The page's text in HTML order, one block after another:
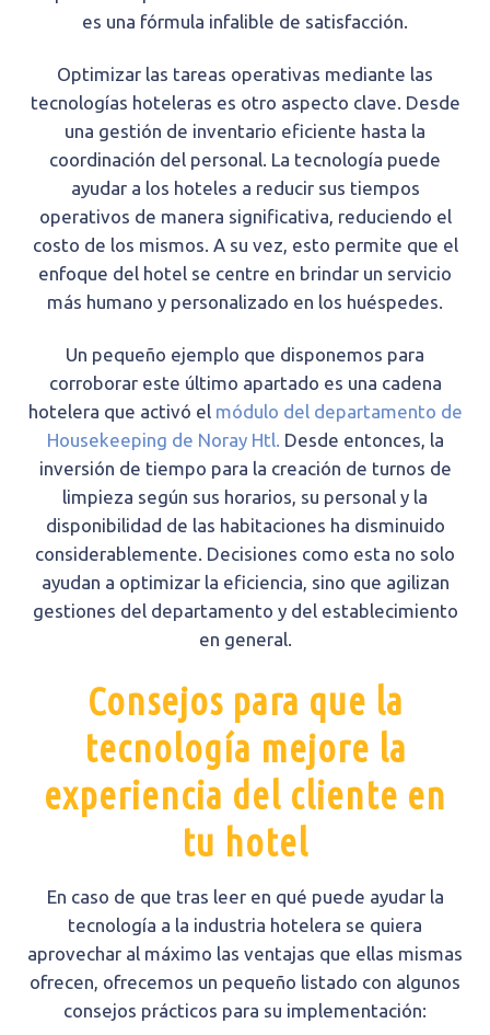
es una fórmula infalible de satisfacción.
Optimizar las tareas operativas mediante las
tecnologías hoteleras es otro aspecto clave. Desde
una gestión de inventario eficiente hasta la
coordinación del personal. La tecnología puede
ayudar a los hoteles a reducir sus tiempos
operativos de manera significativa, reduciendo el
costo de los mismos. A su vez, esto permite que el
enfoque del hotel se centre en brindar un servicio
más humano y personalizado en los huéspedes.
Un pequeño ejemplo que disponemos para
corroborar este último apartado es una cadena
hotelera que activó el módulo del departamento de
Housekeeping de Noray Htl. Desde entonces, la
inversión de tiempo para la creación de turnos de
limpieza según sus horarios, su personal y la
disponibilidad de las habitaciones ha disminuido
considerablemente. Decisiones como esta no solo
ayudan a optimizar la eficiencia, sino que agilizan
gestiones del departamento y del establecimiento
en general.
Consejos para que la
tecnología mejore la
experiencia del cliente en
tu hotel
En caso de que tras leer en qué puede ayudar la
tecnología a la industria hotelera se quiera
aprovechar al máximo las ventajas que ellas mismas
ofrecen, ofrecemos un pequeño listado con algunos
consejos prácticos para su implementación: